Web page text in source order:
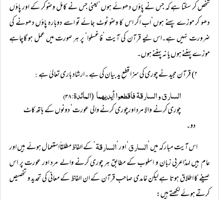
شخص کر سکتا ہے کہ جس نے پاؤں دھوئے ہوں ‘یعنی جس نے کامل وضو کر کے اور پاؤں
دھو کر موزے پہنے ہوں‘اب اگر اس کا وضو ٹوٹ جائے تو اسے دوبارہ پاؤں دھونے کی
ضرورت نہیں ہے۔اس لیے قرآن کی آیت ’فاغسلوا‘ پر ہر صورت میں عمل ہو گاچاہے
موزے پہننے ہوں یا نہ پہننے ہوں۔
۲) قرآن مجید نے چوری کی سزا قطعِ ید بیان کی ہے ۔ارشاد باری تعالیٰ ہے
:
السارق و السارقۃ فاقطعوا أیدیھما(المائدۃ:۳۸)
چوری کرنے والا مرد اورچوری کرنے والی عورت‘ دونوں کے ہاتھ کاٹ
دو۔
اس آیت مبارکہ میں ’السارق‘ اور ’السارقۃ ‘ کے الفاظ مطلقاًاستعمال ہوئے ہیں اور
عام ہیں لہذاعربی زبان و اسلوب کے مطابق ہر چوری کرنے والے مرد اور عورت پر اس
صیغے کا اطلاق ہوتا ہے لیکن غامدی صاحب قرآن کے ان الفاظ کے معانی کی تحدید و تخصیص
کرتے ہوئے لکھتے ہیں: